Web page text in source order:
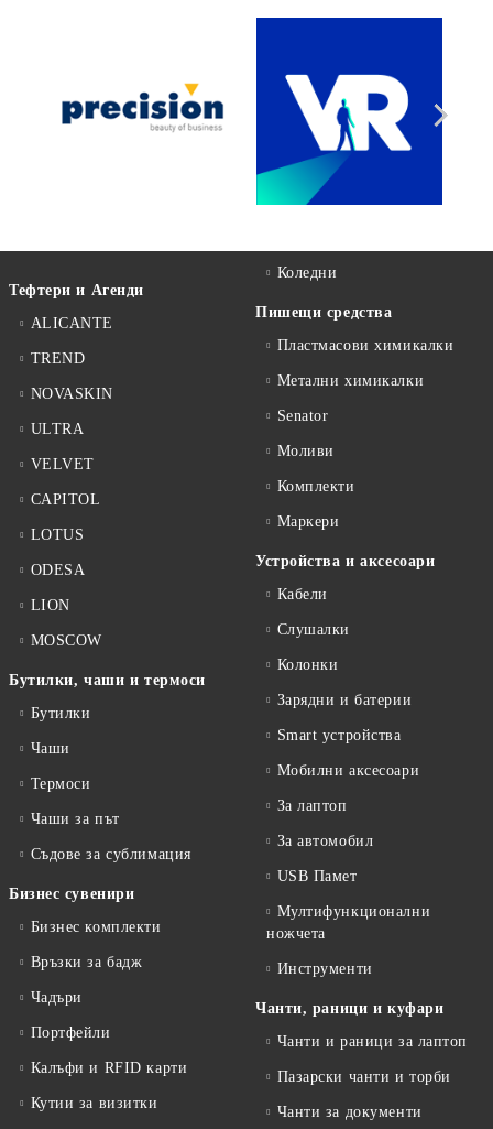
Тефтери и Агенди
ALICANTE
TREND
NOVASKIN
ULTRA
VELVET
CAPITOL
LOTUS
ODESA
LION
MOSCOW
Бутилки, чаши и термоси
Бутилки
Чаши
Термоси
Чаши за път
Съдове за сублимация
Бизнес сувенири
Бизнес комплекти
Връзки за бадж
Чадъри
Портфейли
Калъфи и RFID карти
Кутии за визитки
Коледни
Пишещи средства
Пластмасови химикалки
Метални химикалки
Senator
Моливи
Комплекти
Маркери
Устройства и аксесоари
Кабели
Слушалки
Колонки
Зарядни и батерии
Smart устройства
Мобилни аксесоари
За лаптоп
За автомобил
USB Памет
Мултифункционални
ножчета
Инструменти
Чанти, раници и куфари
Чанти и раници за лаптоп
Пазарски чанти и торби
Чанти за документи